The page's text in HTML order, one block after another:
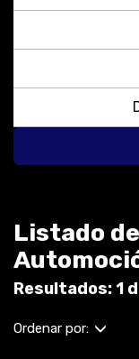
Listado
Resultados: 1
Ordenar por: